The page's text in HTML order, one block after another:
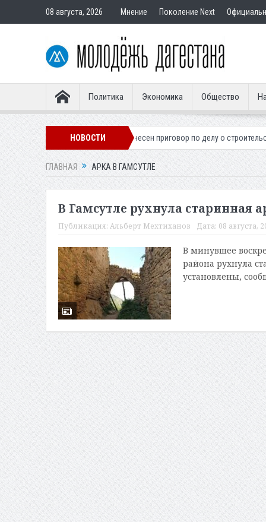
08 августа, 2026 Мнение Поколение Next
Политика Экономика Общество
НОВОСТИ
легионера Вынесен приговор по делу о строительстве
ГЛАВНАЯ АРКА В ГАМСУТЛЕ
В Гамсутле рухнула старинная
Публикация: Альберт Мехтиханов Дата: 08 августа,
В минувшее
района рухнула
установлены,